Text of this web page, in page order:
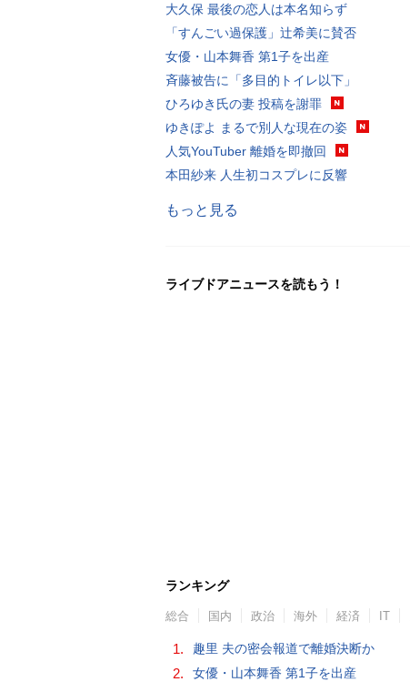
大久保 最後の恋人は本名知らず
「すんごい過保護」辻希美に賛否
女優・山本舞香 第1子を出産
斉藤被告に「多目的トイレ以下」
ひろゆき氏の妻 投稿を謝罪
ゆきぽよ まるで別人な現在の姿
人気YouTuber 離婚を即撤回
本田紗来 人生初コスプレに反響
もっと見る
ライブドアニュースを読もう！
ランキング
総合 国内 政治 海外 経済 IT
1. 趣里 夫の密会報道で離婚決断か
2. 女優・山本舞香 第1子を出産